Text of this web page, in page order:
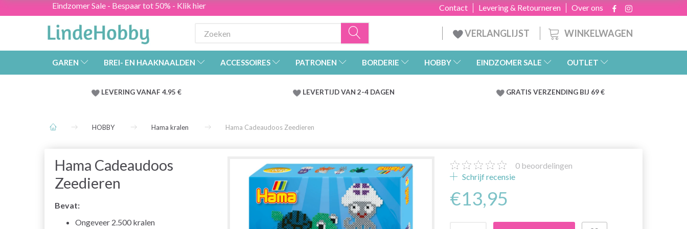
Eindzomer Sale - Bespaar tot 50% - Klik hier Over ons
Levering & Retourneren
Contact
WINKELWAGEN
VERLANGLIJST
GAREN BREI- EN HAAKNAALDEN ACCESSOIRES PATRONEN BORDERIE HOBBY EINDZOMER SALE OUTLET
LEVERING VANAF 4.95 € LEVERTIJD VAN 2-4 DAGEN GRATIS VERZENDING BIJ 69 €
HOBBY Hama kralen Hama Cadeaudoos Zeedieren
Hama Cadeaudoos
Zeedieren
Bevat:
Ongeveer 2.500 kralen
0 beoordelingen
Schrijf recensie
€13,95